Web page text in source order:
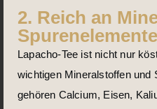
2. Reich an
Lapacho-Tee ist nicht nur
wichtigen Mineralstoffen und
gehören Calcium, Eisen,